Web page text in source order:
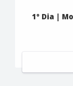
1º Dia |